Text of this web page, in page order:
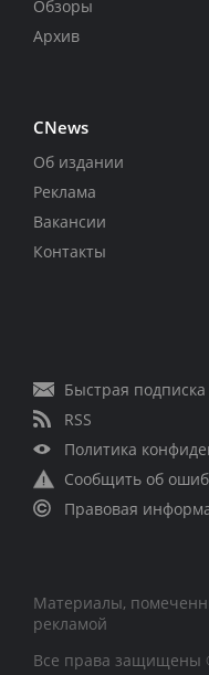
Обзоры
Архив
CNews
Об издании
Реклама
Вакансии
Контакты
Быстрая
RSS
Политика
Сообщить об
Правовая
Материалы,
рекламой
Все права защищены